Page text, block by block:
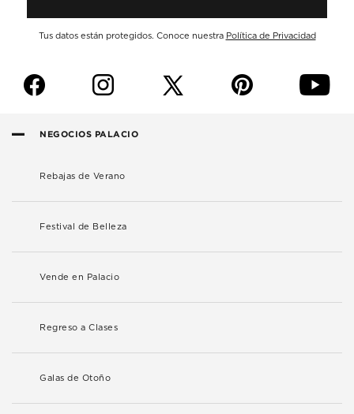
Tus datos están protegidos. Conoce nuestra Política de Privacidad
f i p y
NEGOCIOS PALACIO
Rebajas de Verano
Festival de Belleza
Vende en Palacio
Regreso a Clases
Galas de Otoño